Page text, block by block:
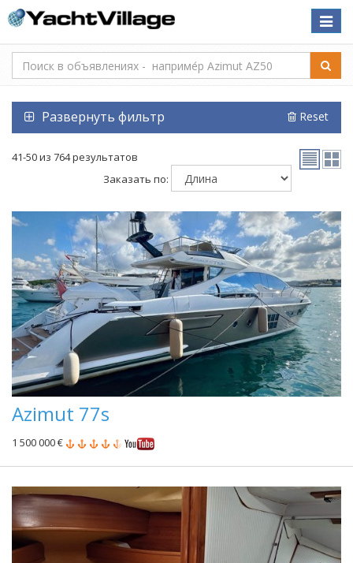
Toggle
Развернуть фильтр Reset
41-50 из 764 результатов
Заказать по:
Azimut 77s
1 500 000 €